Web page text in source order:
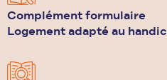
Complément formulaire
Logement adapté au